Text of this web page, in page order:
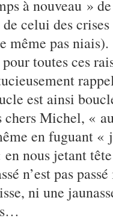
à nouveau »
celui des
même pas niais).
toutes ces
est ainsi
chers Michel, «
en fuguant «
nous jetant
n’est pas
ni une